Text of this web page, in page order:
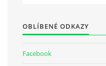
OBLÍBENÉ ODKAZY
Facebook